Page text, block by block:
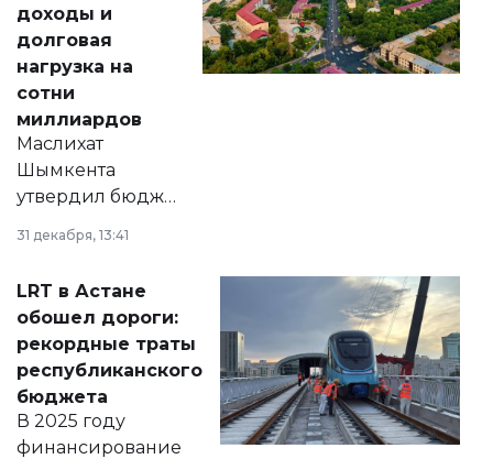
доходы и
долговая
нагрузка на
сотни
миллиардов
Маслихат
Шымкента
утвердил бюджет
города на 2026–
2028 годы.
документ
появился в базе
нормативных
правовых актов и
на сайте маслихат
города.
31 декабря, 13:41
LRT в Астане
обошел дороги:
рекордные траты
республиканского
бюджета
В 2025 году
финансирование